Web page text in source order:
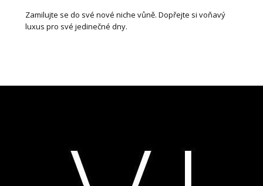
Zamilujte se do své nové niche vůně. Dopřejte si voňavý
luxus pro své jedinečné dny.